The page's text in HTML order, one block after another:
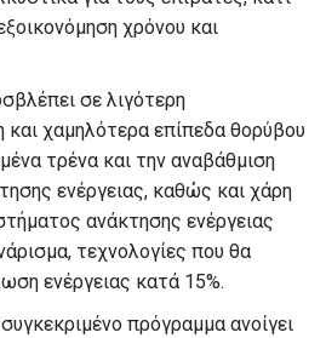
χρόνου και
σε λιγότερη
και χαμηλότερα επίπεδα θορύβου
τρένα και την αναβάθμιση
ενέργειας, καθώς και χάρη
ανάκτησης ενέργειας
τεχνολογίες που θα
ενέργειας κατά 15%.
πρόγραμμα ανοίγει